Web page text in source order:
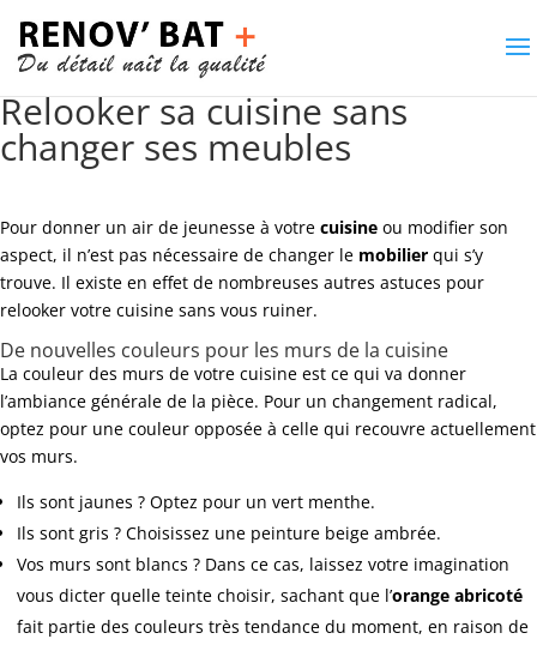
Relooker sa cuisine sans
changer ses meubles
Pour donner un air de jeunesse à votre cuisine ou modifier son
aspect, il n’est pas nécessaire de changer le mobilier qui s’y
trouve. Il existe en effet de nombreuses autres astuces pour
relooker votre cuisine sans vous ruiner.
De nouvelles couleurs pour les murs de la cuisine
La couleur des murs de votre cuisine est ce qui va donner
l’ambiance générale de la pièce. Pour un changement radical,
optez pour une couleur opposée à celle qui recouvre actuellement
vos murs.
Ils sont jaunes ? Optez pour un vert menthe.
Ils sont gris ? Choisissez une peinture beige ambrée.
Vos murs sont blancs ? Dans ce cas, laissez votre imagination
vous dicter quelle teinte choisir, sachant que l’orange abricoté
fait partie des couleurs très tendance du moment, en raison de